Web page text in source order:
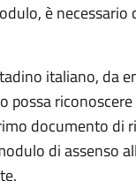
è
italiano, da
possa
documento di
di assenso